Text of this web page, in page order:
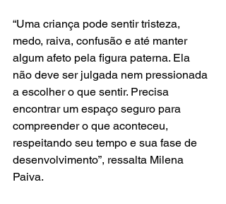
“Uma criança pode sentir tristeza,
medo, raiva, confusão e até manter
algum afeto pela figura paterna. Ela
não deve ser julgada nem pressionada
a escolher o que sentir. Precisa
encontrar um espaço seguro para
compreender o que aconteceu,
respeitando seu tempo e sua fase de
desenvolvimento”, ressalta Milena
Paiva.